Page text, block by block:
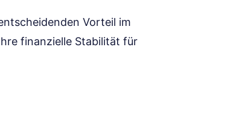
Vorteil im
finanzielle Stabilität für